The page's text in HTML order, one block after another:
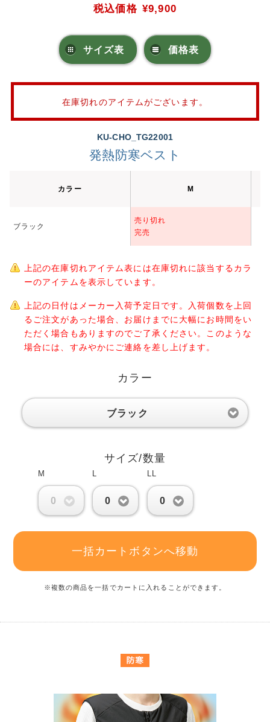
税込価格 ¥9,900
サイズ表 価格表
在庫切れのアイテムがございます。
KU-CHO_TG22001
発熱防寒ベスト
カラー M
ブラック
売り切れ
完売
上記の在庫切れアイテム表には在庫切れに該当するカラ
ーのアイテムを表示しています。
上記の日付はメーカー入荷予定日です。入荷個数を上回
るご注文があった場合、お届けまでに大幅にお時間をい
ただく場合もありますのでご了承ください。このような
場合には、すみやかにご連絡を差し上げます。
カラー
ブラック
サイズ/数量
M
0
L
0
LL
0
一括カートボタンへ移動
※複数の商品を一括でカートに入れることができます。